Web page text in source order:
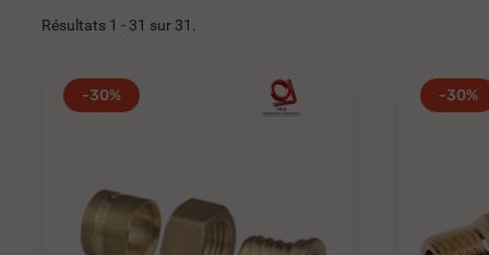
Résultats 1 - 31 sur 31.
-30% -30%